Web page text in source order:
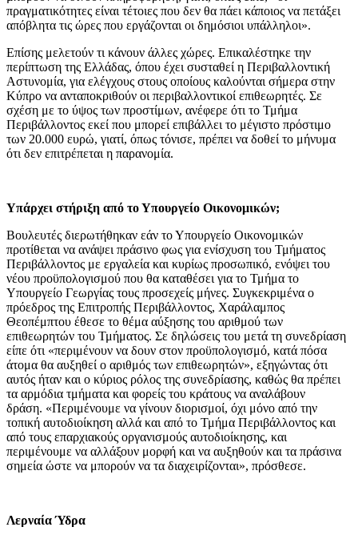
πραγματικότητες είναι τέτοιες που δεν θα πάει κάποιος να πετάξει
απόβλητα τις ώρες που εργάζονται οι δημόσιοι υπάλληλοι».
Επίσης μελετούν τι κάνουν άλλες χώρες. Επικαλέστηκε την
περίπτωση της Ελλάδας, όπου έχει συσταθεί η Περιβαλλοντική
Αστυνομία, για ελέγχους στους οποίους καλούνται σήμερα στην
Κύπρο να ανταποκριθούν οι περιβαλλοντικοί επιθεωρητές. Σε
σχέση με το ύψος των προστίμων, ανέφερε ότι το Τμήμα
Περιβάλλοντος εκεί που μπορεί επιβάλλει το μέγιστο πρόστιμο
των 20.000 ευρώ, γιατί, όπως τόνισε, πρέπει να δοθεί το μήνυμα
ότι δεν επιτρέπεται η παρανομία.
Υπάρχει στήριξη από το Υπουργείο Οικονομικών;
Βουλευτές διερωτήθηκαν εάν το Υπουργείο Οικονομικών
προτίθεται να ανάψει πράσινο φως για ενίσχυση του Τμήματος
Περιβάλλοντος με εργαλεία και κυρίως προσωπικό, ενόψει του
νέου προϋπολογισμού που θα καταθέσει για το Τμήμα το
Υπουργείο Γεωργίας τους προσεχείς μήνες. Συγκεκριμένα ο
πρόεδρος της Επιτροπής Περιβάλλοντος, Χαράλαμπος
Θεοπέμπτου έθεσε το θέμα αύξησης του αριθμού των
επιθεωρητών του Τμήματος. Σε δηλώσεις του μετά τη συνεδρίαση
είπε ότι «περιμένουν να δουν στον προϋπολογισμό, κατά πόσα
άτομα θα αυξηθεί ο αριθμός των επιθεωρητών», εξηγώντας ότι
αυτός ήταν και ο κύριος ρόλος της συνεδρίασης, καθώς θα πρέπει
τα αρμόδια τμήματα και φορείς του κράτους να αναλάβουν
δράση. «Περιμένουμε να γίνουν διορισμοί, όχι μόνο από την
τοπική αυτοδιοίκηση αλλά και από το Τμήμα Περιβάλλοντος και
από τους επαρχιακούς οργανισμούς αυτοδιοίκησης, και
περιμένουμε να αλλάξουν μορφή και να αυξηθούν και τα πράσινα
σημεία ώστε να μπορούν να τα διαχειρίζονται», πρόσθεσε.
Λερναία Ύδρα